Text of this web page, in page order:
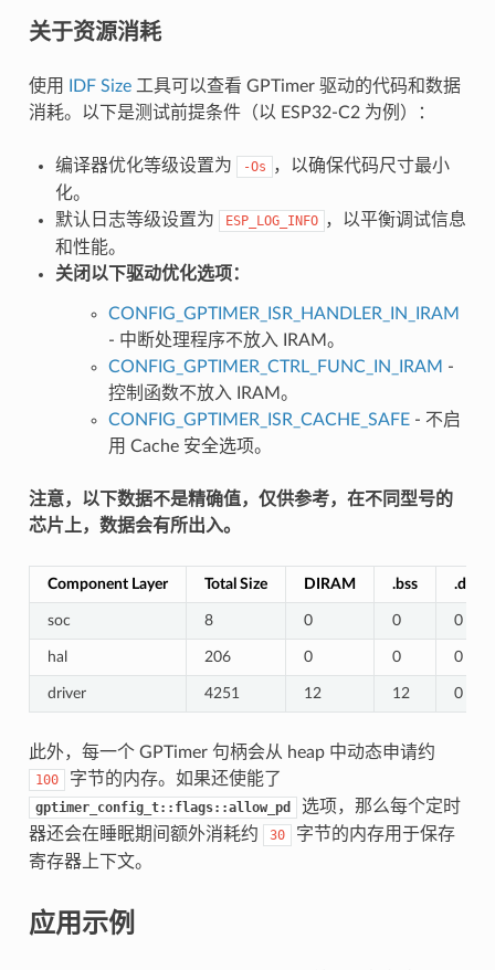
关于资源消耗
使用 IDF Size工具可以查看 GPTimer 驱动的代码和数据
消耗。以下是测试前提条件（以 ESP32-C2 为例）：
编译器优化等级设置为 -Os
，以确保代码尺寸最小
化。
默认日志等级设置为
ESP_LOG_INFO ，以平衡调试信息
和性能。
关闭以下驱动优化选项：
CONFIG_GPTIMER_ISR_HANDLER_IN_IRAM
- 中断处理程序不放入 IRAM。
CONFIG_GPTIMER_CTRL_FUNC_IN_IRAM -
控制函数不放入 IRAM。
CONFIG_GPTIMER_ISR_CACHE_SAFE- 不启
用 Cache 安全选项。
注意，以下数据不是精确值，仅供参考，在不同型号的
芯片上，数据会有所出入。
Component Layer Total Size DIRAM .bss .data
soc 8 0 0 0
hal 206 0 0 0
driver 4251 12 12 0
此外，每一个 GPTimer 句柄会从 heap 中动态申请约
100 字节的内存。如果还使能了
gptimer_config_t::flags::allow_pd
选项，那么每个定时
器还会在睡眠期间额外消耗约
30
字节的内存用于保存
寄存器上下文。
应用示例